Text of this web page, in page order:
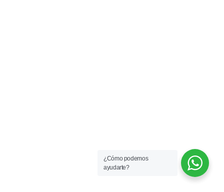
¿Cómo podemos
ayudarte?